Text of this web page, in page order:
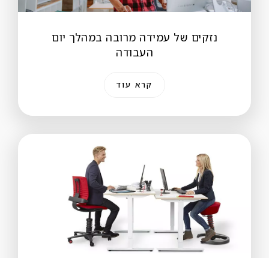
נזקים של עמידה מרובה במהלך יום
העבודה
קרא עוד